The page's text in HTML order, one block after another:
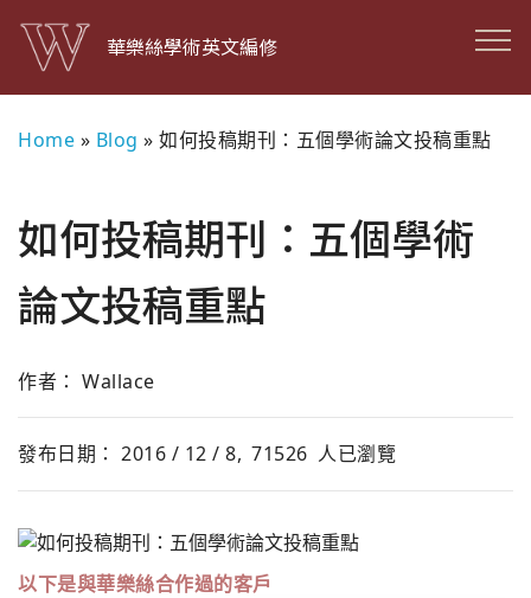
華樂絲學術英文編修
Home » Blog » 如何投稿期刊：五個學術論文投稿重點
如何投稿期刊：五個學術
論文投稿重點
作者： Wallace
發布日期： 2016 / 12 / 8, 71526 人已瀏覽
以下是與華樂絲合作過的客戶